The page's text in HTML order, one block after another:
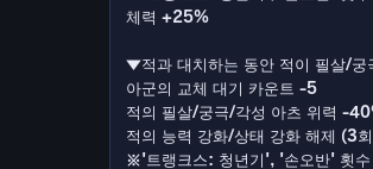
체력 +25%
▼적과 대치하는 동안 적이 필살/궁
아군의 교체 대기 카운트 -5
적의 필살/궁극/각성 아츠 위력 -
적의 능력 강화/상태 강화 해제 (3
※'트랭크스: 청년기', '손오반' 횟수